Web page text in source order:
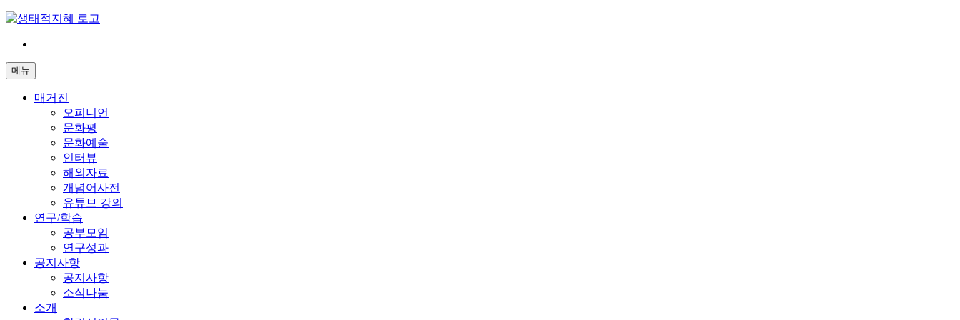
Skip
content
은
메뉴
매거진
오피니언
문화평
문화예술
인터뷰
해외자료
개념어사전
유튜브 강의
연구/학습
공부모임
연구성과
공지사항
공지사항
소식나눔
소개